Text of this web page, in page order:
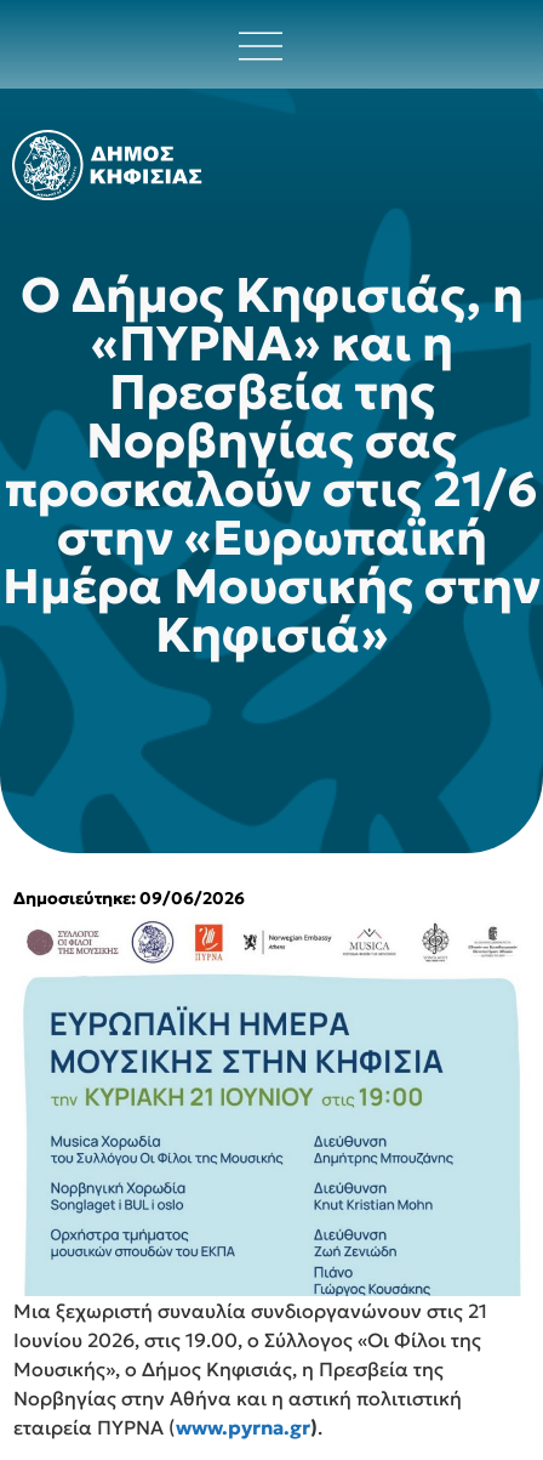
O Δήμος Κηφισιάς, η
«ΠΥΡΝΑ» και η
Πρεσβεία της
Νορβηγίας σας
προσκαλούν στις 21/6
στην «Ευρωπαϊκή
Ημέρα Μουσικής στην
Κηφισιά»
Δημοσιεύτηκε: 09/06/2026
Μια ξεχωριστή συναυλία συνδιοργανώνουν στις 21
Ιουνίου 2026, στις 19.00, ο Σύλλογος «Οι Φίλοι της
Μουσικής», ο Δήμος Κηφισιάς, η Πρεσβεία της
Νορβηγίας στην Αθήνα και η αστική πολιτιστική
εταιρεία ΠΥΡΝΑ (www.pyrna.gr).